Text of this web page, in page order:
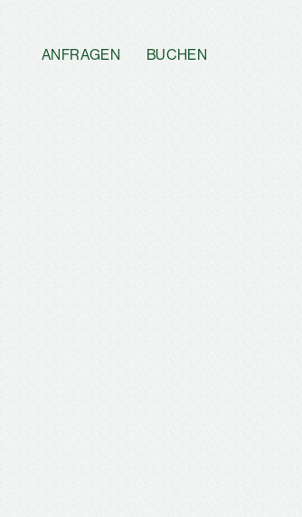
ANFRAGEN BUCHEN